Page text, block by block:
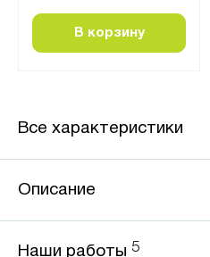
В корзину
Все характеристики
Описание
Наши работы 5